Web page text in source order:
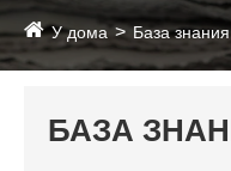
У дома База
БАЗА